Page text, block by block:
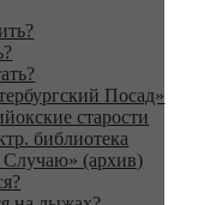
Посад»
старости
библиотека
(архив)